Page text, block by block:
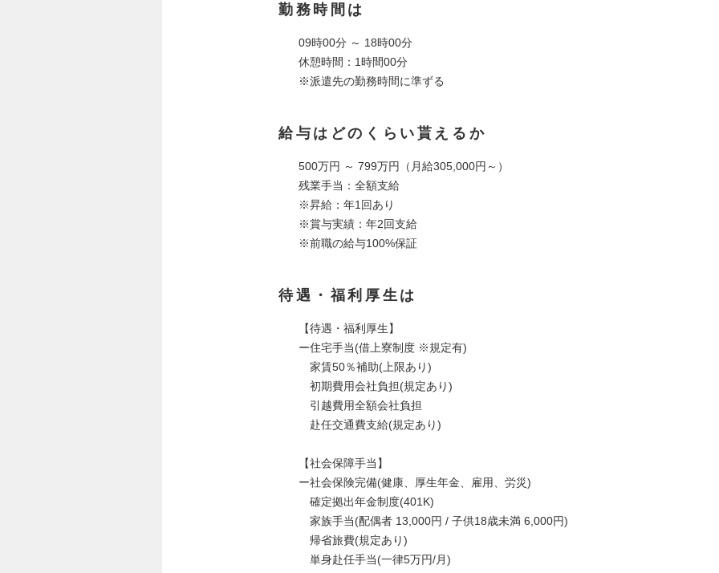
勤務時間は
09時00分 ～ 18時00分
休憩時間：1時間00分
※派遣先の勤務時間に準ずる
給与はどのくらい貰えるか
500万円 ～ 799万円（月給305,000円～）
残業手当：全額支給
※昇給：年1回あり
※賞与実績：年2回支給
※前職の給与100%保証
待遇・福利厚生は
【待遇・福利厚生】
ー住宅手当(借上寮制度 ※規定有)
家賃50％補助(上限あり)
初期費用会社負担(規定あり)
引越費用全額会社負担
赴任交通費支給(規定あり)
【社会保障手当】
ー社会保険完備(健康、厚生年金、雇用、労災)
確定拠出年金制度(401K)
家族手当(配偶者 13,000円 / 子供18歳未満 6,000円)
帰省旅費(規定あり)
単身赴任手当(一律5万円/月)